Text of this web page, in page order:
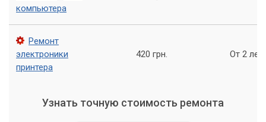
компьютера
Ремонт
электроники
принтера
420 грн. От 2 лет
Узнать точную стоимость ремонта